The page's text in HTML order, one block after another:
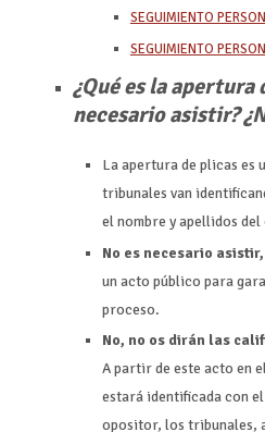
SEGUIMIENTO
SEGUIMIENTO
¿Qué es la apertura
necesario asistir?
La apertura de plicas es
tribunales van
el nombre y apellidos
No es necesario asistir,
un acto público para
proceso.
No, no os dirán las
A partir de este acto en
estará identificada con
opositor, los tribunales,